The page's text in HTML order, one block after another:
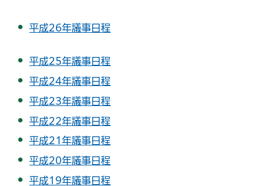
平成26年議事日程
平成25年議事日程
平成24年議事日程
平成23年議事日程
平成22年議事日程
平成21年議事日程
平成20年議事日程
平成19年議事日程